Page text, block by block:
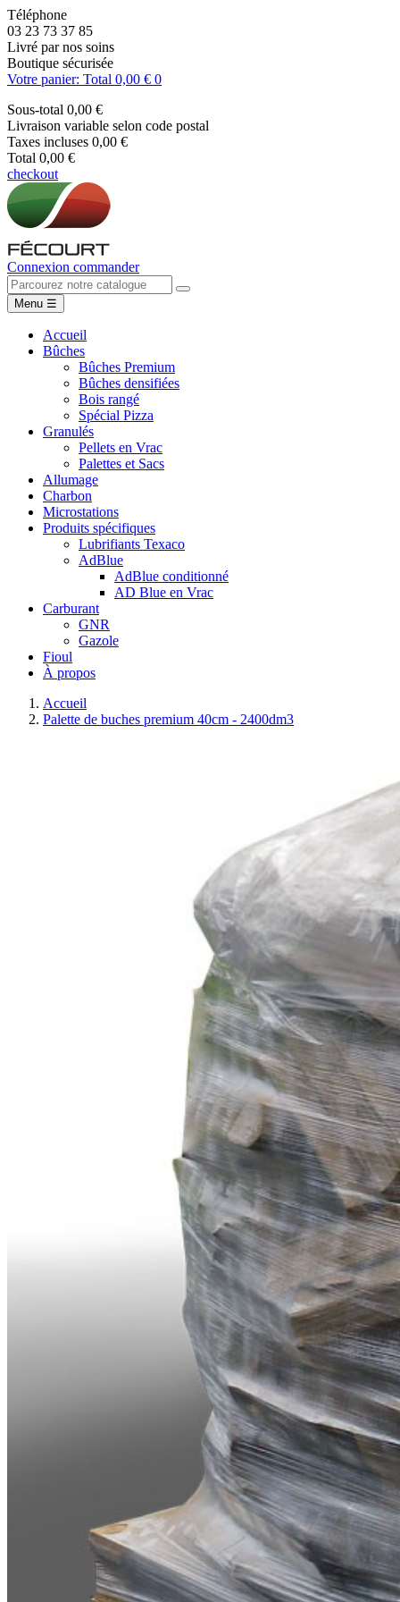
Téléphone
03 23 73 37 85
Livré par nos soins
Boutique sécurisée
Votre panier: Total 0,00 € 0
Sous-total 0,00 €
Livraison variable selon code postal
Taxes incluses 0,00 €
Total 0,00 €
checkout
Connexion commander
Menu ☰
Accueil
Bûches
Bûches Premium
Bûches densifiées
Bois rangé
Spécial Pizza
Granulés
Pellets en Vrac
Palettes et Sacs
Allumage
Charbon
Microstations
Produits spécifiques
Lubrifiants Texaco
AdBlue
AdBlue conditionné
AD Blue en Vrac
Carburant
GNR
Gazole
Fioul
À propos
Accueil
Palette de buches premium 40cm - 2400dm3